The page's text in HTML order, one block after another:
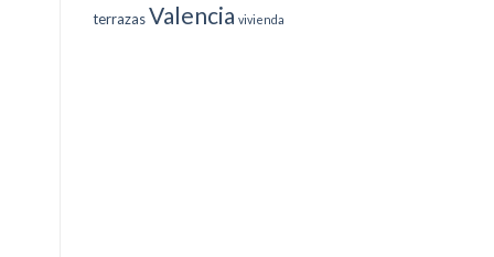
terrazas Valencia vivienda